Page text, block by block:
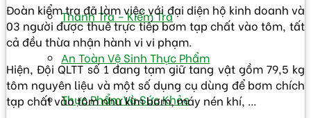
Thanh Tra – Kiếm Tra
An Toàn Vệ Sinh Thực Phẩm
Thực Phẩm Và Sức Khỏe
Đoàn kiểm tra đã làm việc với đại diện hộ kinh doanh và
03 người được thuê trực tiếp bơm tạp chất vào tôm, tất
cả đều thừa nhận hành vi vi phạm.
Hiện, Đội QLTT số 1 đang tạm giữ tang vật gồm 79,5 kg
tôm nguyên liệu và một số dụng cụ dùng để bơm chích
tạp chất vào tôm như kim bơm, máy nén khí, …